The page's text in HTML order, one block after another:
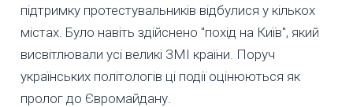
підтримку протестувальників відбулися у кількох
містах. Було навіть здійснено "похід на Київ", який
висвітлювали усі великі ЗМІ країни. Поруч
українських політологів ці події оцінюються як
пролог до Євромайдану.